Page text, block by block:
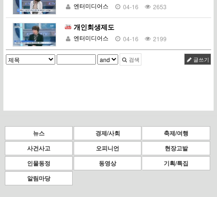
엔터미디어스 04-16 2653
개인회생제도
엔터미디어스 04-16 2199
검색 글쓰기
뉴스 경제/사회
축제/여행
사건사고
오피니언
현장고발
인물동정
동영상
기획/특집
알림마당